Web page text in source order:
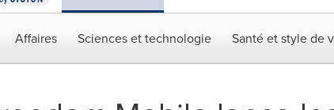
Affaires Sciences et technologie Santé et style de